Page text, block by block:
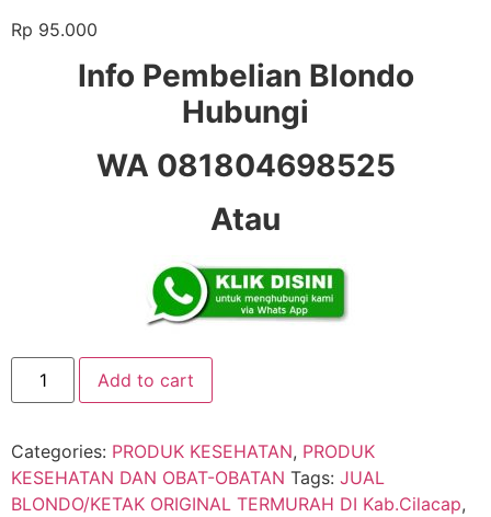
Rp 95.000
Info Pembelian Blondo
Hubungi
WA 081804698525
Atau
Add to cart
Categories: PRODUK KESEHATAN, PRODUK
KESEHATAN DAN OBAT-OBATAN Tags: JUAL
BLONDO/KETAK ORIGINAL TERMURAH DI Kab.Cilacap,